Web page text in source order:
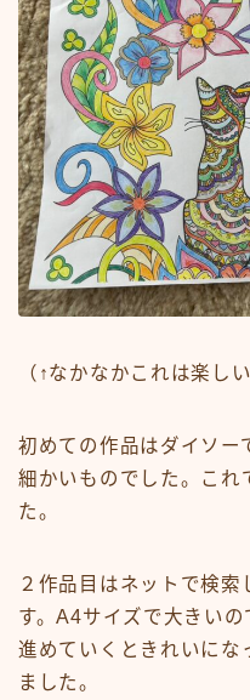
（↑なかなかこれは楽しい
初めての作品はダイソー
細かいものでした。これ
た。
２作品目はネットで検索
す。A4サイズで大きい
進めていくときれいにな
ました。